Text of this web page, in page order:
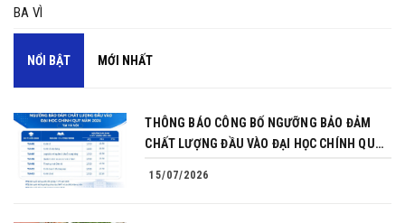
BA VÌ
NỔI BẬT MỚI NHẤT
THÔNG BÁO CÔNG BỐ NGƯỠNG BẢO ĐẢM
CHẤT LƯỢNG ĐẦU VÀO ĐẠI HỌC CHÍNH QUY
15/07/2026